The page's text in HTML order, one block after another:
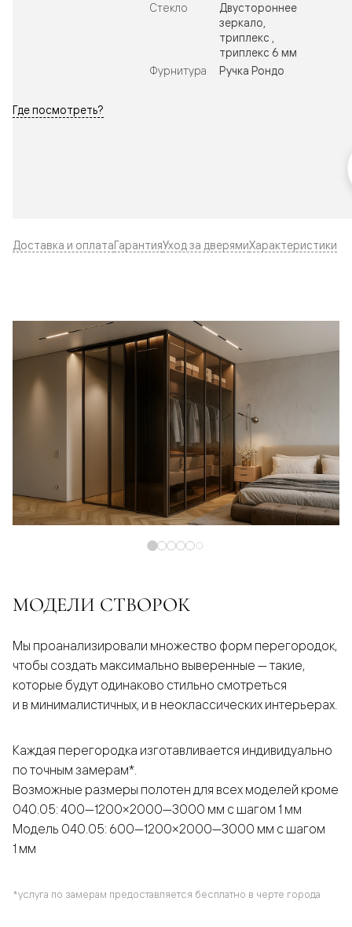
Стекло
Двустороннее
зеркало,
триплекс ,
триплекс 6 мм
Фурнитура
Ручка Рондо
Где посмотреть?
Доставка и оплатаГарантияУход за дверямиХарактеристики
МОДЕЛИ СТВОРОК
Мы проанализировали множество форм перегородок,
чтобы создать максимально выверенные — такие,
которые будут одинаково стильно смотреться
и в минималистичных, и в неоклассических интерьерах.
Каждая перегородка изготавливается индивидуально
по точным замерам*.
Возможные размеры полотен для всех моделей кроме
040.05: 400—1200×2000—3000 мм с шагом 1 мм
Модель 040.05: 600—1200×2000—3000 мм с шагом
1 мм
*услуга по замерам предоставляется бесплатно в черте города